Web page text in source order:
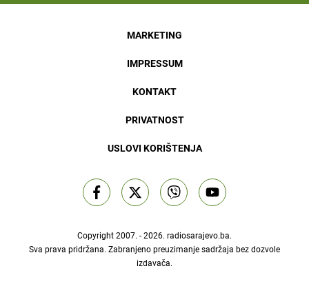
MARKETING
IMPRESSUM
KONTAKT
PRIVATNOST
USLOVI KORIŠTENJA
Copyright 2007. - 2026. radiosarajevo.ba.
Sva prava pridržana. Zabranjeno preuzimanje sadržaja bez dozvole
izdavača.